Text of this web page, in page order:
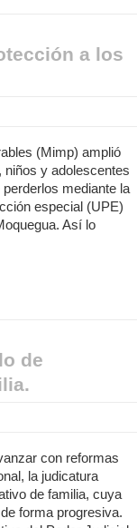
a los
(Mimp) amplió
niños y adolescentes
mediante la
especial (UPE)
Así lo
de
con reformas
la judicatura
de familia, cuya
forma progresiva.